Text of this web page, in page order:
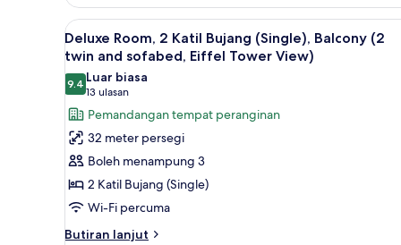
Katil
Kelamin
(Double),
Garden
View
Lihat
semua
foto
untuk
Deluxe
Room,
2
Katil
Bujang
(Single),
Balcony
Deluxe Room, 2 Katil Bujang
5
Deluxe Room, 2 Katil Bujang (Single), Balcony (2
twin and sofabed, Eiffel Tower View)
9.49.4 daripada 10
Luar biasa
13 ulasan
(13
ulasan)
Pemandangan tempat peranginan
32 meter persegi
Boleh menampung 3
2 Katil Bujang (Single)
Wi-Fi percuma
Butiran lanjut
Butiran